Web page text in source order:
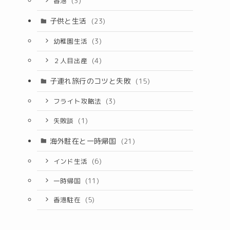
子供と生活 (23)
幼稚園生活 (3)
２人目出産 (4)
子連れ旅行のコツと失敗 (15)
フライト攻略法 (3)
失敗談 (1)
海外駐在と一時帰国 (21)
インド生活 (6)
一時帰国 (11)
香港駐在 (5)